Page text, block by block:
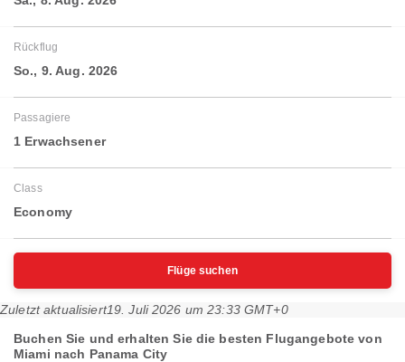
Rückflug
So., 9. Aug. 2026
Passagiere
1 Erwachsener
Class
Economy
Flüge suchen
Zuletzt aktualisiert19. Juli 2026 um 23:33 GMT+0
Buchen Sie und erhalten Sie die besten Flugangebote von
Miami nach Panama City